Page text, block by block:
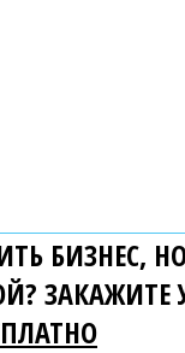
БИЗНЕС,
ЗАКАЖИТЕ